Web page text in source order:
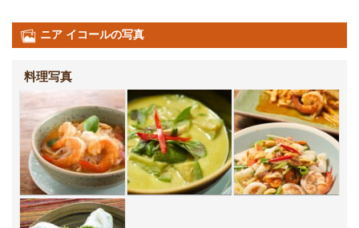
ニア イコールの写真
料理写真